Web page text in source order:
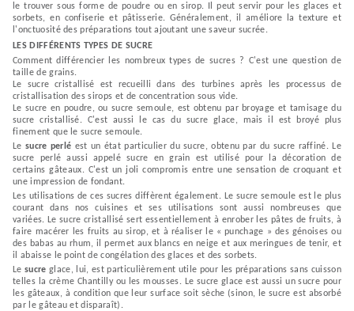
le trouver sous forme de poudre ou en sirop. Il peut servir pour les glaces et
sorbets, en confiserie et pâtisserie. Généralement, il améliore la texture et
l'onctuosité des préparations tout ajoutant une saveur sucrée.
LES DIFFÉRENTS TYPES DE SUCRE
Comment différencier les nombreux types de sucres ? C'est une question de
taille de grains.
Le sucre cristallisé est recueilli dans des turbines après les processus de
cristallisation des sirops et de concentration sous vide.
Le sucre en poudre, ou sucre semoule, est obtenu par broyage et tamisage du
sucre cristallisé. C'est aussi le cas du sucre glace, mais il est broyé plus
finement que le sucre semoule.
Le sucre perlé est un état particulier du sucre, obtenu par du sucre raffiné. Le
sucre perlé aussi appelé sucre en grain est utilisé pour la décoration de
certains gâteaux. C'est un joli compromis entre une sensation de croquant et
une impression de fondant.
Les utilisations de ces sucres diffèrent également. Le sucre semoule est le plus
courant dans nos cuisines et ses utilisations sont aussi nombreuses que
variées. Le sucre cristallisé sert essentiellement à enrober les pâtes de fruits, à
faire macérer les fruits au sirop, et à réaliser le « punchage » des génoises ou
des babas au rhum, il permet aux blancs en neige et aux meringues de tenir, et
il abaisse le point de congélation des glaces et des sorbets.
Lesucre glace, lui, est particulièrement utile pour les préparations sans cuisson
telles la crème Chantilly ou les mousses. Le sucre glace est aussi un sucre pour
les gâteaux, à condition que leur surface soit sèche (sinon, le sucre est absorbé
par le gâteau et disparaît).